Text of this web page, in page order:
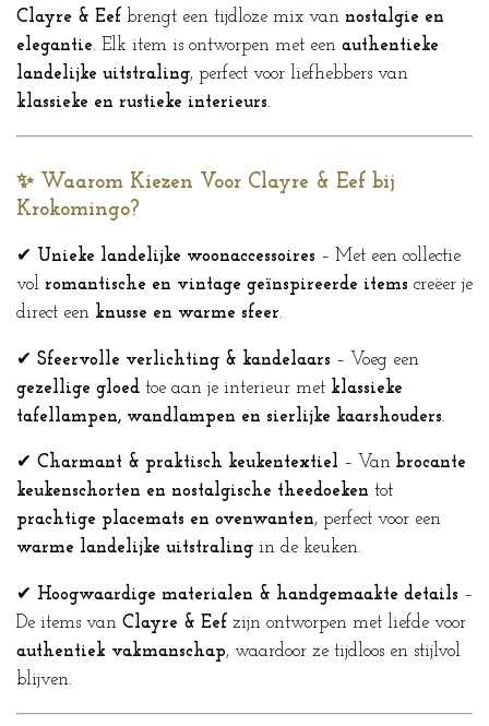
Clayre & Eef brengt een tijdloze mix van nostalgie en
elegantie. Elk item is ontworpen met een authentieke
landelijke uitstraling, perfect voor liefhebbers van
klassieke en rustieke interieurs.
✨ Waarom Kiezen Voor Clayre & Eef bij
Krokomingo?
✔ Unieke landelijke woonaccessoires – Met een collectie
vol romantische en vintage geïnspireerde items creëer je
direct een knusse en warme sfeer.
✔ Sfeervolle verlichting & kandelaars – Voeg een
gezellige gloed toe aan je interieur met klassieke
tafellampen, wandlampen en sierlijke kaarshouders.
✔ Charmant & praktisch keukentextiel – Van brocante
keukenschorten en nostalgische theedoeken tot
prachtige placemats en ovenwanten, perfect voor een
warme landelijke uitstraling in de keuken.
✔ Hoogwaardige materialen & handgemaakte details –
De items van Clayre & Eef zijn ontworpen met liefde voor
authentiek vakmanschap, waardoor ze tijdloos en stijlvol
blijven.